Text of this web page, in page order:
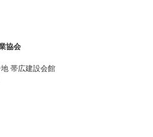
協会
帯広建設会館